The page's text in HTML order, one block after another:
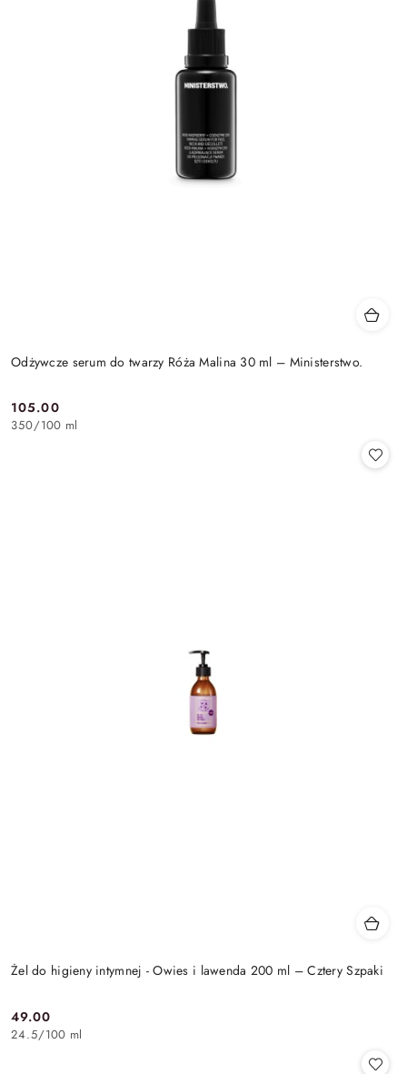
Odżywcze serum do twarzy Róża Malina 30 ml – Ministerstwo.
Cena:
105.00
350/100 ml
Żel do higieny intymnej - Owies i lawenda 200 ml – Cztery Szpaki
Cena:
49.00
24.5/100 ml